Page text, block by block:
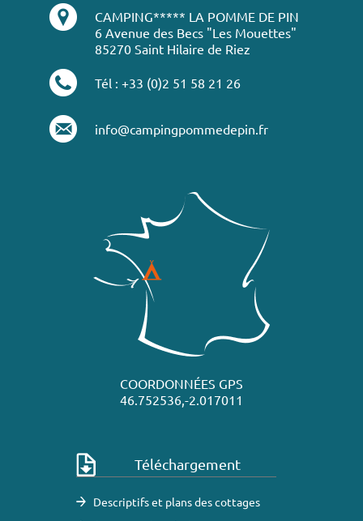
CAMPING***** LA POMME DE PIN
6 Avenue des Becs "Les Mouettes"
85270 Saint Hilaire de Riez
Tél : +33 (0)2 51 58 21 26
info@campingpommedepin.fr
COORDONNÉES GPS
46.752536,-2.017011
Téléchargement
Descriptifs et plans des cottages